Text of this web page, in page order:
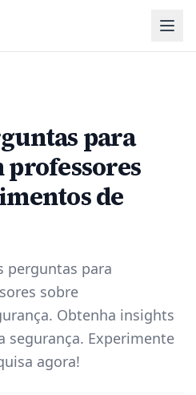
para
professores
de
perguntas para
sobre
Obtenha insights
segurança. Experimente
agora!